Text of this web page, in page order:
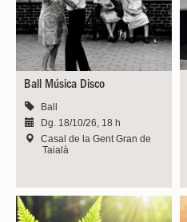
Ball Música Disco
Ball
Dg. 18/10/26, 18 h
Casal de la Gent Gran de
Taialà